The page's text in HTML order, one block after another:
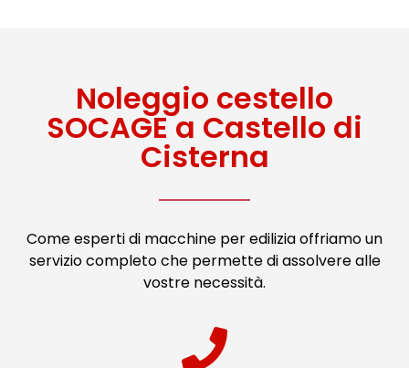
Noleggio cestello
SOCAGE a Castello di
Cisterna
Come esperti di macchine per edilizia offriamo un
servizio completo che permette di assolvere alle
vostre necessità.